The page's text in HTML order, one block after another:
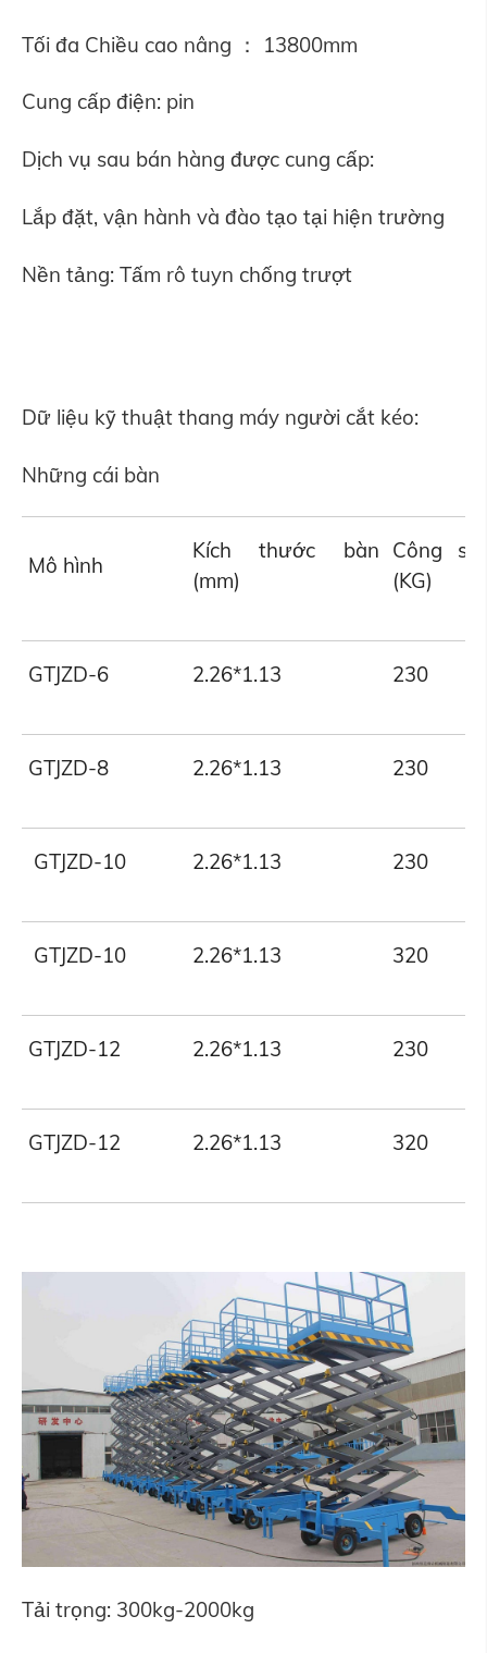
Tối đa Chiều cao nâng ： 13800mm
Cung cấp điện: pin
Dịch vụ sau bán hàng được cung cấp:
Lắp đặt, vận hành và đào tạo tại hiện trường
Nền tảng: Tấm rô tuyn chống trượt
Dữ liệu kỹ thuật thang máy người cắt kéo:
Những cái bàn
Mô hình
Kích thước bàn
(mm)
Công
(KG)
GTJZD-6 2.26*1.13 230
GTJZD-8 2.26*1.13 230
GTJZD-10 2.26*1.13 230
GTJZD-10 2.26*1.13 320
GTJZD-12 2.26*1.13 230
GTJZD-12 2.26*1.13 320
Tải trọng: 300kg-2000kg